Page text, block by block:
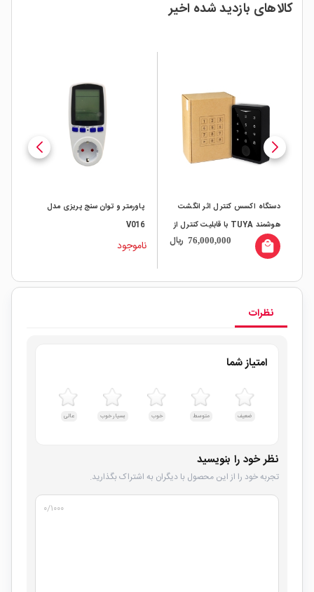
کالاهای بازدید شده اخیر
دستگاه اکسس کنترل اثر انگشت
هوشمند TUYA با قابلیت کنترل از
طریق WIFI و تگ 125KHz مدل
CF1
76,000,000 ریال local_mall
پاورمتر و توان سنج پریزی مدل
V016
ناموجود
نظرات
امتیاز شما
ضعیف متوسط خوب بسیار خوب عالی
نظر خود را بنویسید
تجربه خود را از این محصول با دیگران به اشتراک بگذارید.
۰/۱۰۰۰